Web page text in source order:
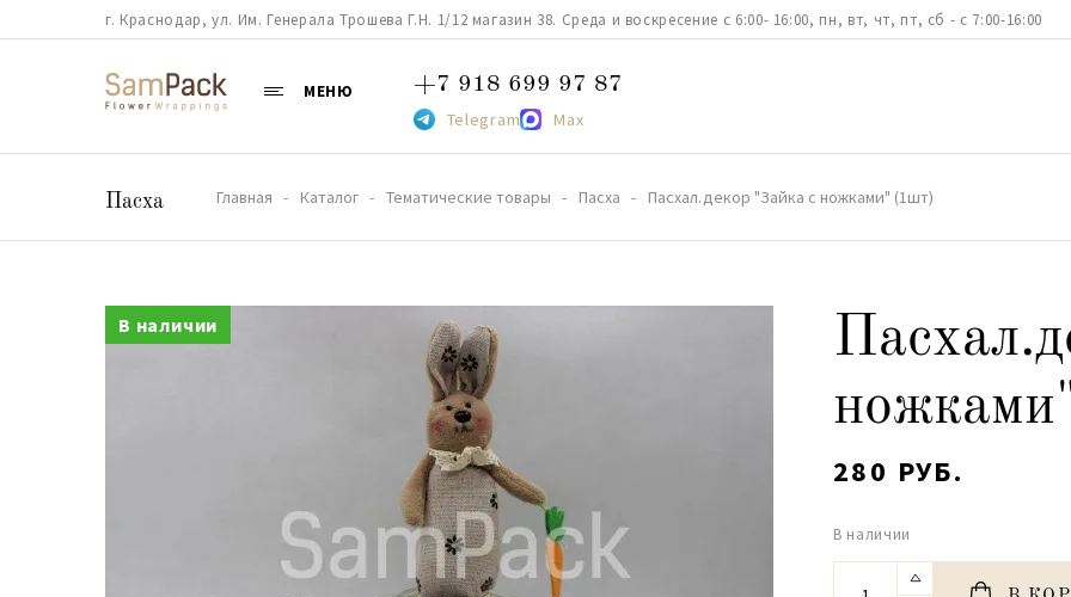
г. Краснодар, ул. Им. Генерала Трошева Г.Н. 1/12 магазин 38. Среда и воскресение с 6:00- 16:00, пн, вт, чт, пт, сб - с 7:00-16:00
МЕНЮ +7 918 699 97 87
Telegram Max
Пасха Главная Каталог Тематические товары Пасха Пасхал.декор "Зайка с ножками" (1шт)
В наличии
280 РУБ.
В наличии